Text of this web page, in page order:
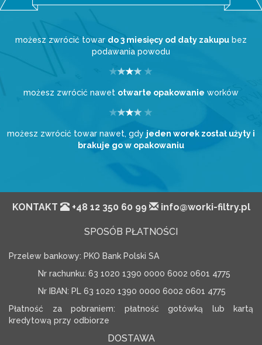
możesz zwrócić towar do 3 miesięcy od daty zakupu bez
podawania powodu
możesz zwrócić nawet otwarte opakowanie worków
możesz zwrócić towar nawet, gdy jeden worek został użyty i
brakuje go w opakowaniu
KONTAKT +48 12 350 60 99 info@worki-filtry.pl
SPOSÓB PŁATNOŚCI
Przelew bankowy: PKO Bank Polski SA
Nr rachunku: 63 1020 1390 0000 6002 0601 4775
Nr IBAN: PL 63 1020 1390 0000 6002 0601 4775
Płatność za pobraniem: płatność gotówką lub kartą
kredytową przy odbiorze
DOSTAWA